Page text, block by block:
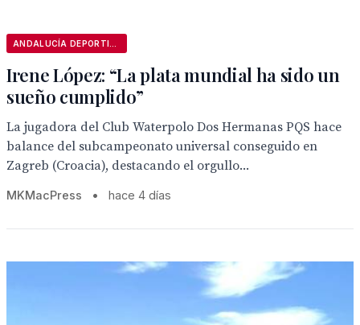
Irene López: “La plata mundial ha sido un
sueño cumplido”
La jugadora del Club Waterpolo Dos Hermanas PQS hace
balance del subcampeonato universal conseguido en
Zagreb (Croacia), destacando el orgullo...
MKMacPress • hace 4 días